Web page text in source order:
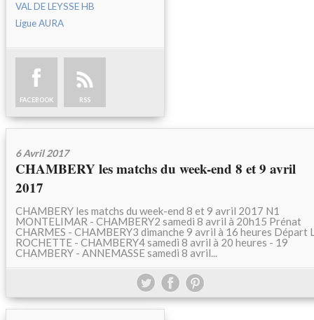
VAL DE LEYSSE HB
Ligue AURA
FACEBOOK RSS
6 Avril 2017
CHAMBERY les matchs du week-end 8 et 9 avril
2017
CHAMBERY les matchs du week-end 8 et 9 avril 2017 N1
MONTELIMAR - CHAMBERY2 samedi 8 avril à 20h15 Prénat
CHARMES - CHAMBERY3 dimanche 9 avril à 16 heures Départ
ROCHETTE - CHAMBERY4 samedi 8 avril à 20 heures - 19
CHAMBERY - ANNEMASSE samedi 8 avril...